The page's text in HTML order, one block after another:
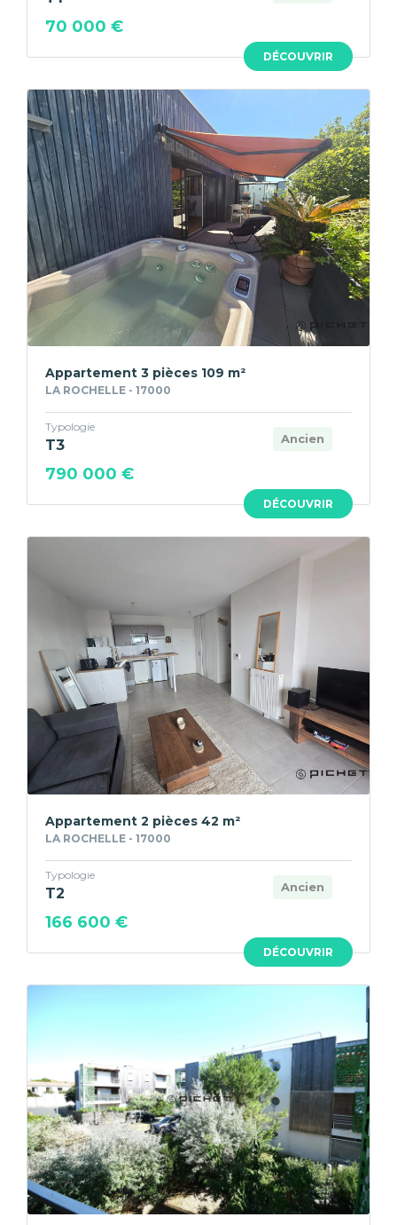
DÉCOUVRIR
70 000 €
DÉCOUVRIR
Appartement 3 pièces 109 m²
LA ROCHELLE - 17000
Ancien
Typologie
T3
790 000 €
DÉCOUVRIR
Appartement 2 pièces 42 m²
LA ROCHELLE - 17000
Ancien
Typologie
T2
166 600 €